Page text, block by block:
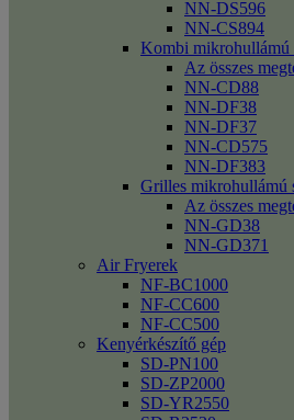
NN-DS596
NN-CS894
Kombi mikrohullámú
Az összes
NN-CD88
NN-DF38
NN-DF37
NN-CD575
NN-DF383
Grilles mikrohullámú
Az összes
NN-GD38
NN-GD371
Air Fryerek
NF-BC1000
NF-CC600
NF-CC500
Kenyérkészítő gép
SD-PN100
SD-ZP2000
SD-YR2550